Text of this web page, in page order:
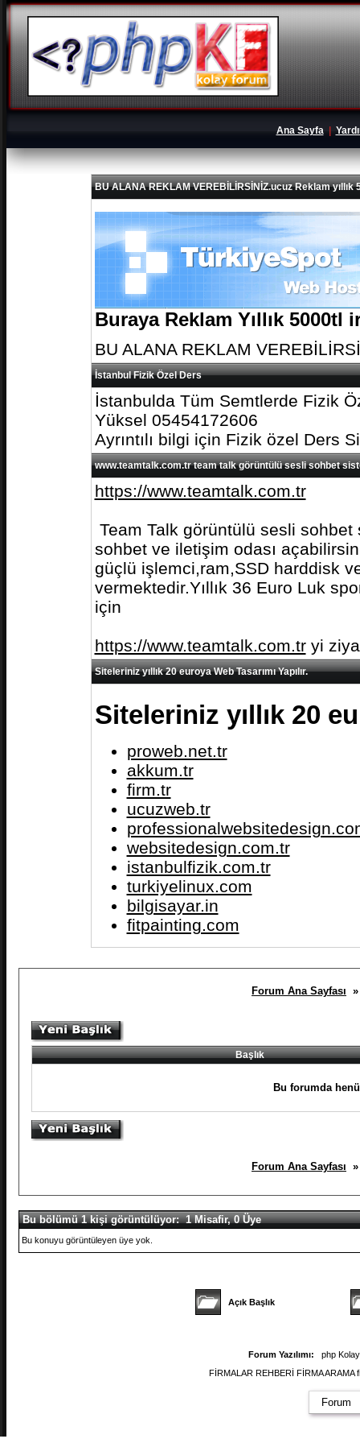
Ana Sayfa|
BU ALANA REKLAM VEREBİLİRSİNİZ.ucuz Reklam yıllık
Buraya Reklam Yıllık
BU ALANA REKLAM
İstanbul Fizik Özel Ders
İstanbulda Tüm Semtlerde Fizik
Yüksel 05454172606
Ayrıntılı bilgi için Fizik özel Ders
www.teamtalk.com.tr team talk görüntülü sesli sohbet
https://www.teamtalk.com.tr
Team Talk görüntülü sesli
sohbet ve iletişim odası
güçlü işlemci,ram,SSD harddisk
vermektedir.Yıllık 36 Euro Luk
için
https://www.teamtalk.com.tryi
Siteleriniz yıllık 20 euroya Web Tasarımı Yapılır.
Siteleriniz yıllık 20
proweb.net.tr
akkum.tr
firm.tr
ucuzweb.tr
websitedesign.com.tr
istanbulfizik.com.tr
turkiyelinux.com
bilgisayar.in
fitpainting.com
Forum Ana Sayfası
Başlık
Bu forumda
Forum Ana Sayfası
Bu bölümü 1 kişi görüntülüyor: 1 Misafir, 0 Üye
Bu konuyu görüntüleyen üye yok.
Açık Başlık
Forum Yazılımı:
php
FİRMALAR REHBERİ FİRMA
Forum